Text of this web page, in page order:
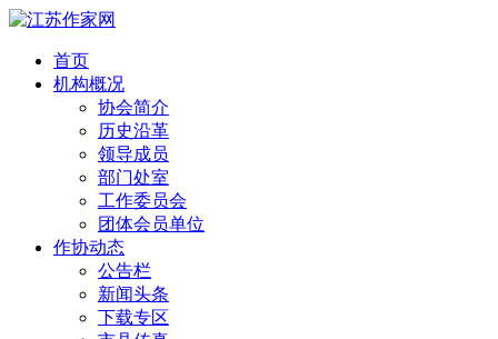
首页
机构概况
协会简介
历史沿革
领导成员
部门处室
工作委员会
团体会员单位
作协动态
公告栏
新闻头条
下载专区